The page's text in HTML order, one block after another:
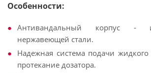
Особенности:
Антивандальный корпус -
нержавеющей стали.
Надежная система подачи
протекание дозатора.